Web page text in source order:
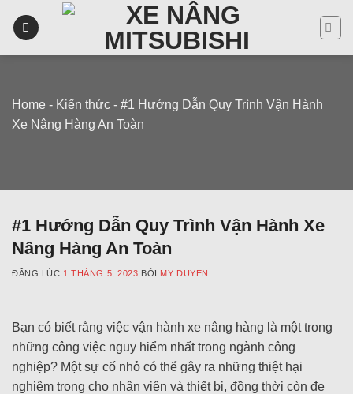
Home - Kiến thức - #1 Hướng Dẫn Quy Trình Vận Hành
Xe Nâng Hàng An Toàn
#1 Hướng Dẫn Quy Trình Vận Hành Xe
Nâng Hàng An Toàn
ĐĂNG LÚC 1 THÁNG 5, 2023 BỞI MY DUYEN
Bạn có biết rằng việc vận hành xe nâng hàng là một trong
những công việc nguy hiểm nhất trong ngành công
nghiệp? Một sự cố nhỏ có thể gây ra những thiệt hại
nghiêm trọng cho nhân viên và thiết bị, đồng thời còn đe